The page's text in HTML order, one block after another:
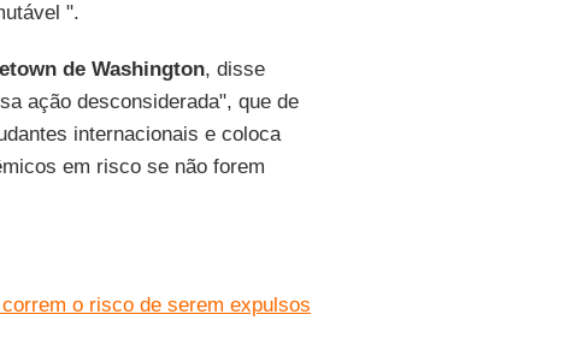
".
de Washington, disse
ação desconsiderada", que de
internacionais e coloca
em risco se não forem
o risco de serem expulsos